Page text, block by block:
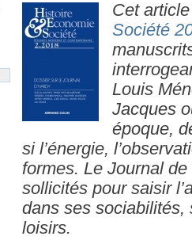
Cet
Société
Louis
Jacques
époque,
si l’énergie,
formes. Le Journal de
sollicités pour saisir
dans ses sociabilités,
loisirs.